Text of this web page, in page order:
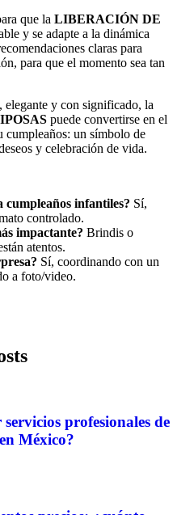
que la LIBERACIÓN DE
y se adapte a la dinámica
claras para
para que el momento sea tan
elegante y con significado, la
puede convertirse en el
cumpleaños: un símbolo de
y celebración de vida.
cumpleaños infantiles? Sí,
controlado.
impactante? Brindis o
atentos.
Sí, coordinando con un
a foto/video.
profesionales de
México?